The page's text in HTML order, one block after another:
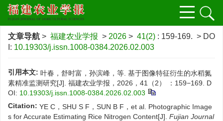
文章导航 > 福建农业学报 > 2026 > 41(2) : 159-169. > DO
I: 10.19303/j.issn.1008-0384.2026.02.003
引用本文: 叶春，舒时富，孙滨峰，等. 基于图像特征衍生的水稻氮
素精准监测研究[J]. 福建农业学报，2026，41（2） ：159−169.
D
OI: 10.19303/j.issn.1008-0384.2026.02.003
Citation: YE C，SHU S F，SUN B F，et al. Photographic Image
s for Accurate Estimating Rice Nitrogen Content[J]. Fujian Journal